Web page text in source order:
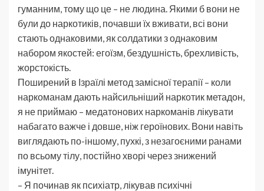
гуманним, тому що це – не людина. Якими б вони не
були до наркотиків, почавши їх вживати, всі вони
стають однаковими, як солдатики з однаковим
набором якостей: егоїзм, бездушність, брехливість,
жорстокість.
Поширений в Ізраїлі метод замісної терапії – коли
наркоманам дають найсильніший наркотик метадон,
я не приймаю – медатонових наркоманів лікувати
набагато важче і довше, ніж героїнових. Вони навіть
виглядають по-іншому, пухкі, з незагоєними ранами
по всьому тілу, постійно хворі через знижений
імунітет.
– Я починав як психіатр, лікував психічні